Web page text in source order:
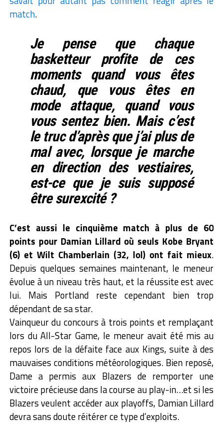
match.
Je pense que chaque
basketteur profite de ces
moments quand vous êtes
chaud, que vous êtes en
mode attaque, quand vous
vous sentez bien. Mais c’est
le truc d’après que j’ai plus de
mal avec, lorsque je marche
en direction des vestiaires,
est-ce que je suis supposé
être surexcité ?
C’est aussi le cinquième match à plus de 60
points pour Damian Lillard où seuls Kobe Bryant
(6) et Wilt Chamberlain (32, lol) ont fait mieux.
Depuis quelques semaines maintenant, le meneur
évolue à un niveau très haut, et la réussite est avec
lui. Mais Portland reste cependant bien trop
dépendant de sa star.
Vainqueur du concours à trois points et remplaçant
lors du All-Star Game, le meneur avait été mis au
repos lors de la défaite face aux Kings, suite à des
mauvaises conditions météorologiques. Bien reposé,
Dame a permis aux Blazers de remporter une
victoire précieuse dans la course au play-in…et si les
Blazers veulent accéder aux playoffs, Damian Lillard
devra sans doute réitérer ce type d’exploits.